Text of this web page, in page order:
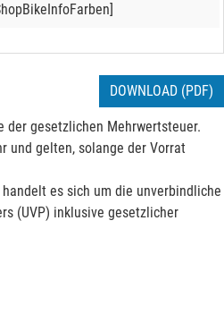
DOWNLOAD (PDF)
gesetzlichen Mehrwertsteuer.
und gelten, solange der Vorrat
es sich um die unverbindliche
(UVP) inklusive gesetzlicher